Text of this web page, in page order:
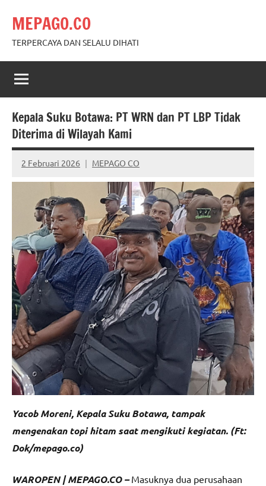
content
MEPAGO.CO
TERPERCAYA DAN SELALU DIHATI
Kepala Suku Botawa: PT WRN dan PT LBP Tidak
Diterima di Wilayah Kami
2 Februari 2026 MEPAGO CO
No
comments
Yacob Moreni, Kepala Suku Botawa, tampak
mengenakan topi hitam saat mengikuti kegiatan. (Ft:
Dok/mepago.co)
WAROPEN | MEPAGO.CO –Masuknya dua perusahaan